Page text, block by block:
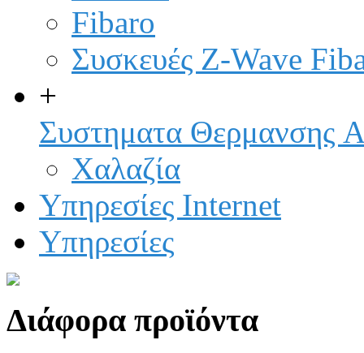
Fibaro
Συσκευές Z-Wave
+
Συστηματα Θερμανσης
Χαλαζία
Υπηρεσίες Internet
Υπηρεσίες
Διάφορα προϊόντα